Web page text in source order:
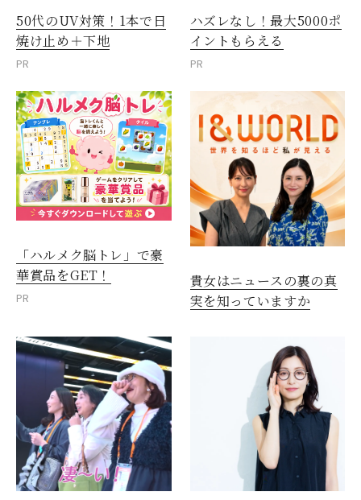
50代のUV対策！1本で日
焼け止め＋下地
PR
ハズレなし！最大5000ポ
イントもらえる
PR
「ハルメク脳トレ」で豪
華賞品をGET！
PR
貴女はニュースの裏の真
実を知っていますか